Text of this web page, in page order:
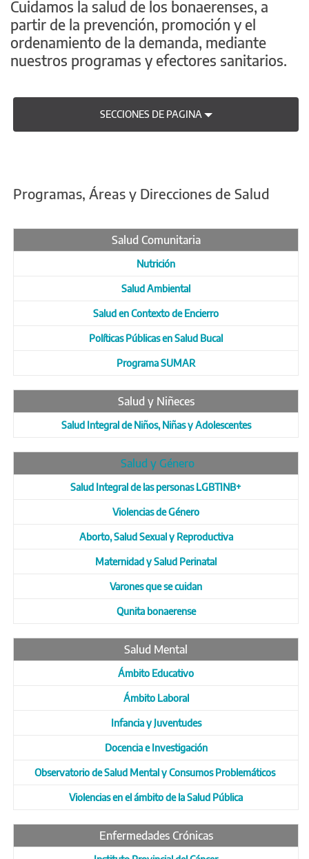
Cuidamos la salud de los bonaerenses, a
partir de la prevención, promoción y el
ordenamiento de la demanda, mediante
nuestros programas y efectores sanitarios.
SECCIONES DE PAGINA
Programas, Áreas y Direcciones de Salud
Salud Comunitaria
Nutrición
Salud Ambiental
Salud en Contexto de Encierro
Políticas Públicas en Salud Bucal
Programa SUMAR
Salud y Niñeces
Salud Integral de Niños, Niñas y Adolescentes
Salud y Género
Salud Integral de las personas LGBTINB+
Violencias de Género
Aborto, Salud Sexual y Reproductiva
Maternidad y Salud Perinatal
Varones que se cuidan
Qunita bonaerense
Salud Mental
Ámbito Educativo
Ámbito Laboral
Infancia y Juventudes
Docencia e Investigación
Observatorio de Salud Mental y Consumos Problemáticos
Violencias en el ámbito de la Salud Pública
Enfermedades Crónicas